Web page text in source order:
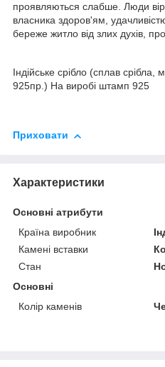
проявляються слабше. Люди
власника здоров'ям,
береже житло від злих духів,
Індійське срібло (сплав срібла,
925пр.) На виробі штамп 925
Приховати
Характеристики
Основні атрибути
Країна виробник
Камені вставки
Стан
Основні
Колір каменів